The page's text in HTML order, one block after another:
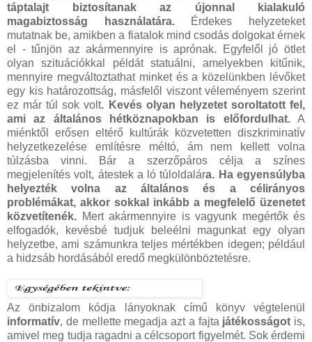
táptalajt biztosítanak az újonnal kialakuló
magabiztosság használatára.Érdekes helyzeteket
mutatnak be, amikben a fiatalok mind csodás dolgokat érnek
el - tűnjön az akármennyire is aprónak. Egyfelől jó ötlet
olyan szituációkkal példát statuálni, amelyekben kitűnik,
mennyire megváltoztathat minket és a közelünkben lévőket
egy kis határozottság, másfelől viszont véleményem szerint
ez már túl sok volt. Kevés olyan helyzetet soroltatott fel,
ami az általános hétköznapokban is előfordulhat.A
miénktől erősen eltérő kultúrák közvetetten diszkriminatív
helyzetkezelése említésre méltó, ám nem kellett volna
túlzásba vinni. Bár a szerzőpáros célja a színes
megjelenítés volt, átestek a ló túloldalára. Ha egyensúlyba
helyezték volna az általános és a célirányos
problémákat, akkor sokkal inkább a megfelelő üzenetet
közvetítenék. Mert akármennyire is vagyunk megértők és
elfogadók, kevésbé tudjuk beleélni magunkat egy olyan
helyzetbe, ami számunkra teljes mértékben idegen; például
a hidzsáb hordásából eredő megkülönböztetésre.
Az önbizalom kódja lányoknak című könyv végtelenül
informatív, de mellette megadja azt a fajta játékosságot is,
amivel meg tudja ragadni a célcsoport figyelmét. Sok érdemi